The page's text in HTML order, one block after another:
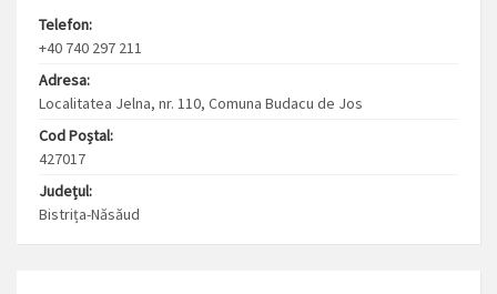
Telefon:
+40 740 297 211
Adresa:
Localitatea Jelna, nr. 110, Comuna Budacu de Jos
Cod Poștal:
427017
Județul:
Bistrița-Năsăud